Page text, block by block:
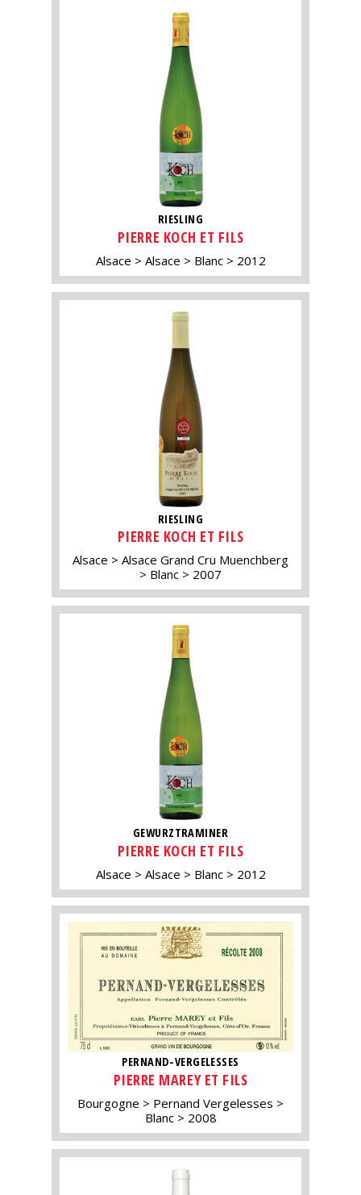
RIESLING
PIERRE KOCH ET FILS
Alsace Alsace Blanc 2012
RIESLING
PIERRE KOCH ET FILS
Alsace
Alsace Grand Cru Muenchberg
Blanc
2007
GEWURZTRAMINER
PIERRE KOCH ET FILS
Alsace Alsace Blanc 2012
PERNAND-VERGELESSES
PIERRE MAREY ET FILS
Bourgogne
Pernand Vergelesses
Blanc
2008